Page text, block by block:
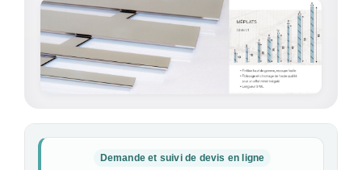
Demande et suivi de devis en ligne